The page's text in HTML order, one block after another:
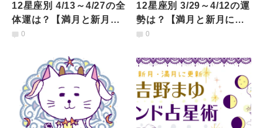
12星座別 4/13～4/27の全
体運は？【満月と新月に
更新！インド占星術】
0
12星座別 3/29～4/12の運
勢は？【満月と新月に更
新！インド占星術】
0